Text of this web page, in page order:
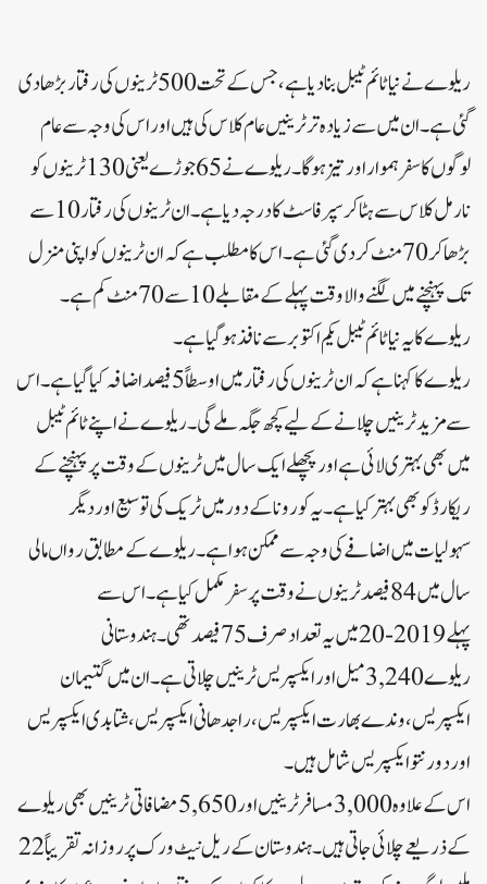
ریلوے نے نیا ٹائم ٹیبل بنا دیا ہے، جس کے تحت 500 ٹرینوں کی رفتار بڑھا دی
گئی ہے۔ان میں سے زیادہ تر ٹرینیں عام کلاس کی ہیں اور اس کی وجہ سے عام
لوگوں کا سفر ہموار اور تیز ہوگا۔ریلوے نے 65 جوڑے یعنی 130 ٹرینوں کو
نارمل کلاس سے ہٹا کر سپر فاسٹ کا درجہ دیا ہے۔ان ٹرینوں کی رفتار 10 سے
بڑھا کر 70 منٹ کر دی گئی ہے۔اس کا مطلب ہے کہ ان ٹرینوں کو اپنی منزل
تک پہنچنے میں لگنے والا وقت پہلے کے مقابلے 10 سے 70 منٹ کم ہے۔
ریلوے کا یہ نیا ٹائم ٹیبل یکم اکتوبر سے نافذ ہو گیا ہے۔
ریلوے کا کہنا ہے کہ ان ٹرینوں کی رفتار میں اوسطاً 5 فیصد اضافہ کیا گیا ہے۔اس
سے مزید ٹرینیں چلانے کے لیے کچھ جگہ ملے گی۔ریلوے نے اپنے ٹائم ٹیبل
میں بھی بہتری لائی ہے اور پچھلے ایک سال میں ٹرینوں کے وقت پر پہنچنے کے
ریکارڈ کو بھی بہتر کیا ہے۔یہ کورونا کے دور میں ٹریک کی توسیع اور دیگر
سہولیات میں اضافے کی وجہ سے ممکن ہوا ہے۔ریلوے کے مطابق رواں مالی
سال میں 84 فیصد ٹرینوں نے وقت پر سفر مکمل کیا ہے۔اس سے
پہلے 2019-20 میں یہ تعداد صرف 75 فیصد تھی۔ہندوستانی
ریلوے 3,240 میل اور ایکسپریس ٹرینیں چلاتی ہے۔ان میں گتیمان
ایکسپریس، وندے بھارت ایکسپریس، راجدھانی ایکسپریس، شتابدی ایکسپریس
اور دورنتو ایکسپریس شامل ہیں۔
اس کے علاوہ 3,000 مسافر ٹرینیں اور 5,650 مضافاتی ٹرینیں بھی ریلوے
کے ذریعے چلائی جاتی ہیں۔ہندوستان کے ریل نیٹ ورک پر روزانہ تقریباً 22